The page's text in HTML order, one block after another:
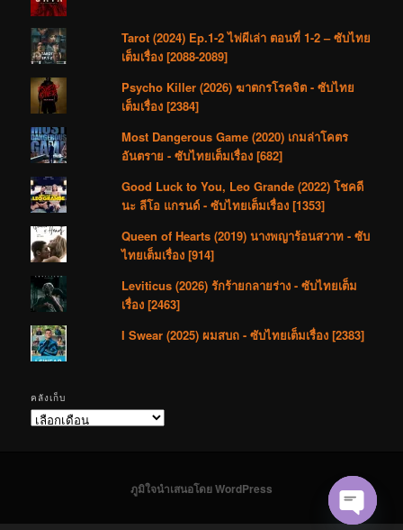
Tarot (2024) Ep.1-2 ไพ่ผีเล่า ตอนที่ 1-2 – ซับไทย
เต็มเรื่อง [2088-2089]
Psycho Killer (2026) ฆาตกรโรคจิต - ซับไทย
เต็มเรื่อง [2384]
Most Dangerous Game (2020) เกมล่าโคตร
อันตราย - ซับไทยเต็มเรื่อง [682]
Good Luck to You, Leo Grande (2022) โชคดี
นะ ลีโอ แกรนด์ - ซับไทยเต็มเรื่อง [1353]
Queen of Hearts (2019) นางพญาร้อนสวาท - ซับ
ไทยเต็มเรื่อง [914]
Leviticus (2026) รักร้ายกลายร่าง - ซับไทยเต็ม
เรื่อง [2463]
I Swear (2025) ผมสบถ - ซับไทยเต็มเรื่อง [2383]
คลังเก็บ
คลัง
ภูมิใจนำเสนอโดย WordPress